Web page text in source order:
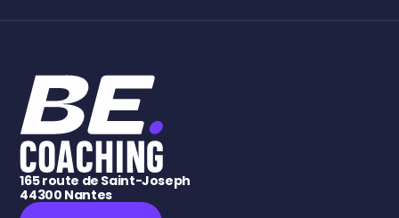
165 route de Saint-Joseph
44300 Nantes